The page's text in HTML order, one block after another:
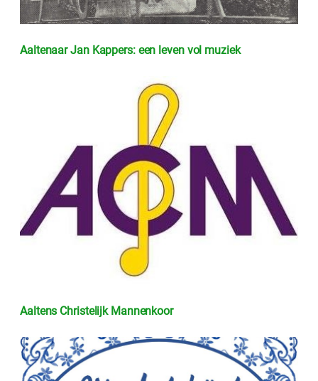
Aaltenaar Jan Kappers: een leven vol muziek
Aaltens Christelijk Mannenkoor